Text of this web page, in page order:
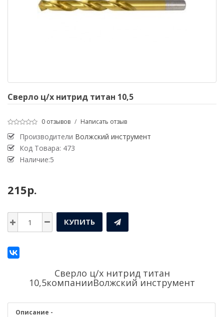
Сверло ц/х нитрид титан 10,5
0 отзывов / Написать отзыв
Производители Волжский инструмент
Код Товара: 473
Наличие:5
215р.
КУПИТЬ
Сверло ц/х нитрид титан
10,5компанииВолжский инструмент
Описание -